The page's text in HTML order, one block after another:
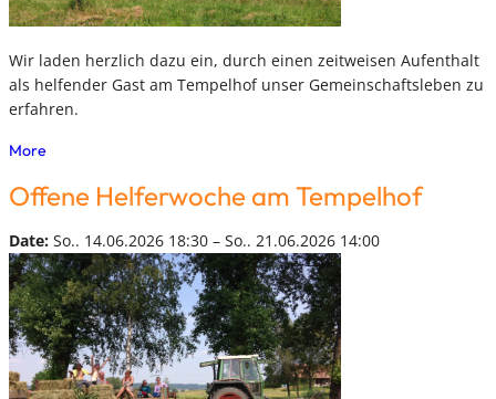
Wir laden herzlich dazu ein, durch einen zeitweisen Aufenthalt
als helfender Gast am Tempelhof unser Gemeinschaftsleben zu
erfahren.
More
Offene Helferwoche am Tempelhof
Date: So.. 14.06.2026 18:30 – So.. 21.06.2026 14:00